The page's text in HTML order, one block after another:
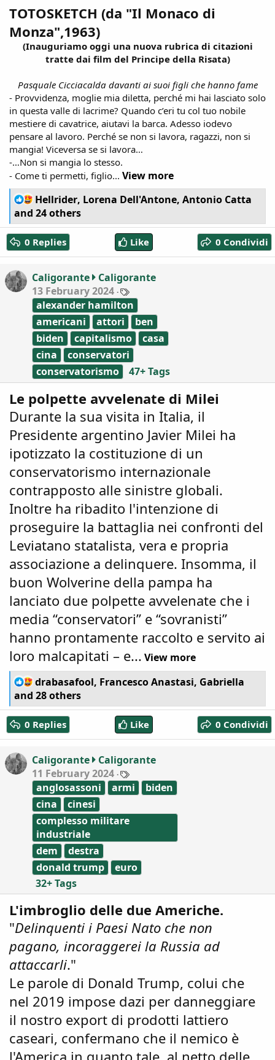
TOTOSKETCH (da "Il Monaco di
Monza",1963)
(Inauguriamo oggi una nuova rubrica di citazioni
tratte dai film del Principe della Risata)
Pasquale Cicciacalda davanti ai suoi figli che hanno fame
- Provvidenza, moglie mia diletta, perché mi hai lasciato solo
in questa valle di lacrime? Quando c’eri tu col tuo nobile
mestiere di cavatrice, aiutavi la barca. Adesso iodevo
pensare al lavoro. Perché se non si lavora, ragazzi, non si
mangia! Viceversa se si lavora…
-…Non si mangia lo stesso.
- Come ti permetti, figlio... View more
R
e
a
c
t
i
n
s
Hellrider, Lorena Dell'Antone, Antonio Catta
and 24 others
0 Replies Like 0 Condividi
Caligorante
Caligorante
13 February 2024
a
g
s
alexander hamilton
americani
attori
ben
biden
capitalismo
casa
cina
conservatori
conservatorismo
47+ Tags
Le polpette avvelenate di Milei
Durante la sua visita in Italia, il
Presidente argentino Javier Milei ha
ipotizzato la costituzione di un
conservatorismo internazionale
contrapposto alle sinistre globali.
Inoltre ha ribadito l'intenzione di
proseguire la battaglia nei confronti del
Leviatano statalista, vera e propria
associazione a delinquere. Insomma, il
buon Wolverine della pampa ha
lanciato due polpette avvelenate che i
media “conservatori” e “sovranisti”
hanno prontamente raccolto e servito ai
loro malcapitati – e... View more
R
e
a
c
t
i
n
s
drabasafool, Francesco Anastasi, Gabriella
and 28 others
0 Replies Like 0 Condividi
Caligorante
Caligorante
11 February 2024
a
g
anglosassoni armi
biden
cina
cinesi
complesso militare
industriale
dem
destra
donald trump
euro
32+ Tags
L'imbroglio delle due Americhe.
"Delinquenti i Paesi Nato che non
pagano, incoraggerei la Russia ad
attaccarli."
Le parole di Donald Trump, colui che
nel 2019 impose dazi per danneggiare
il nostro export di prodotti lattiero
caseari, confermano che il nemico è